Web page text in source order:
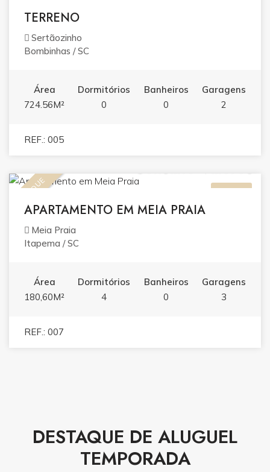
TERRENO
Sertãozinho
Bombinhas / SC
Área
724.56M²
Dormitórios
0
Banheiros
0
Garagens
2
REF.: 005
VENDA
DESTAQUE
APARTAMENTO EM MEIA PRAIA
Meia Praia
Itapema / SC
Área
180,60M²
Dormitórios
4
Banheiros
0
Garagens
3
REF.: 007
DESTAQUE DE ALUGUEL
TEMPORADA